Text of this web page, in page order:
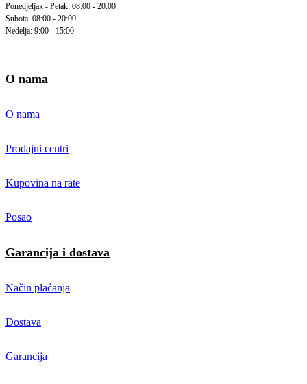
Ponedjeljak - Petak: 08:00 - 20:00
Subota: 08:00 - 20:00
Nedelja: 9:00 - 15:00
O nama
O nama
Prodajni centri
Kupovina na rate
Posao
Garancija i dostava
Način plaćanja
Dostava
Garancija